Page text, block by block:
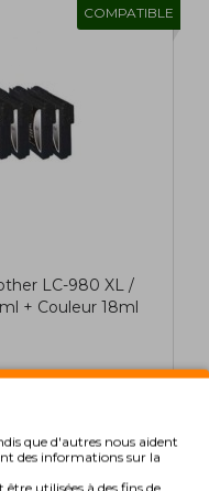
COMPATIBLE
LC-980 XL /
+ Couleur 18ml
que d'autres nous aident
des informations sur la
utilisées à des fins de